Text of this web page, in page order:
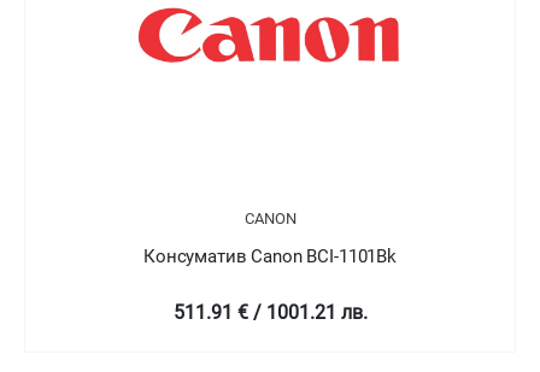
CANON
Консуматив Canon BCI-1101Bk
511.91 € / 1001.21 лв.